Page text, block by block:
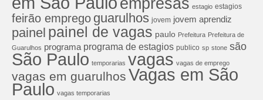
estagio estagios
feirão emprego guarulhos jovem jovem aprendiz
painel painel de vagas paulo Prefeitura Prefeitura de
Guarulhos programa programa de estagios publico sp stone são
São Paulo temporarias vagas vagas de emprego
vagas em guarulhos Vagas em São
Paulo vagas temporarias